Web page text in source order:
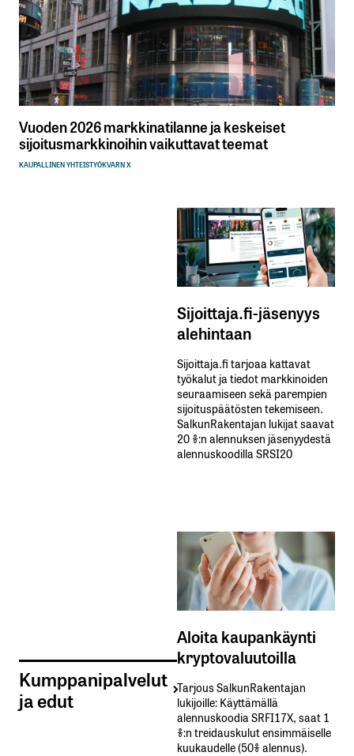
Vuoden 2026 markkinatilanne ja keskeiset
sijoitusmarkkinoihin vaikuttavat teemat
KAUPALLINEN YHTEISTYÖKVARN X
Kumppanipalvelut
ja edut
Sijoittaja.fi-jäsenyys
alehintaan
Sijoittaja.fi tarjoaa kattavat
työkalut ja tiedot markkinoiden
seuraamiseen sekä parempien
sijoituspäätösten tekemiseen.
SalkunRakentajan lukijat saavat
20 %:n alennuksen jäsenyydestä
alennuskoodilla SRSI20
Aloita kaupankäynti
kryptovaluutoilla
Tarjous SalkunRakentajan
lukijoille: Käyttämällä​ ​
alennuskoodia​ ​SRFI17X,​ ​saat​ ​1
%:n treidauskulut​ ​ensimmäiselle​ ​
kuukaudelle​ ​(50%​ ​alennus).